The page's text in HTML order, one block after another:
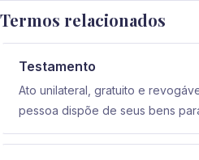
Termos relacionados
Testamento
Ato unilateral, gratuito e
pessoa dispõe de seus bens